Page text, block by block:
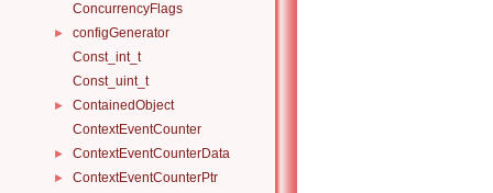
ConcurrencyFlags
►
configGenerator
Const_int_t
Const_uint_t
►
ContainedObject
ContextEventCounter
► ContextEventCounterData
► ContextEventCounterPtr